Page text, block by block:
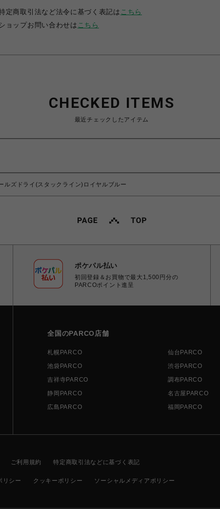
定商取引法など法令に基づく表記は こちら
ショップお問い合わせは こちら
CHECKED ITEMS
最近チェックしたアイテム
ルズドライ(スタックライン)ロイヤルブルー
ポケパル払い
初回登録＆お買物で最大1,500円分の
PARCOポイント進呈
全国のPARCO店舗
札幌PARCO 仙台PARCO
池袋PARCO
渋谷PARCO
吉祥寺PARCO
調布PARCO
静岡PARCO
名古屋PARCO
広島PARCO
福岡PARCO
ご利用規約 特定商取引法などに基づく表記
リシー クッキーポリシー ソーシャルメディアポリシー